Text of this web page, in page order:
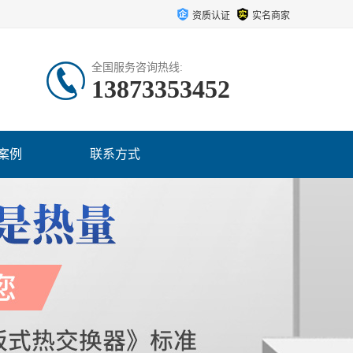
资质认证 实名商家
全国服务咨询热线:
13873353452
例 联系方式